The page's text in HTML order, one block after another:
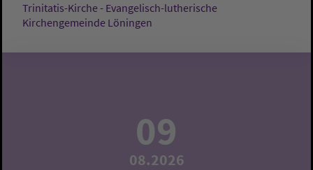
Trinitatis-Kirche - Evangelisch-lutherische
Kirchengemeinde Löningen
09
08.2026